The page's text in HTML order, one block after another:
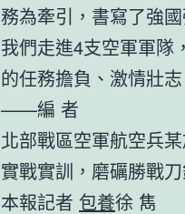
務為牽引，書寫了強
我們走進4支空軍軍隊
的任務擔負、激情壯志
——編 者
北部戰區空軍航空兵
實戰實訓，磨礪勝戰
本報記者 包養徐 雋